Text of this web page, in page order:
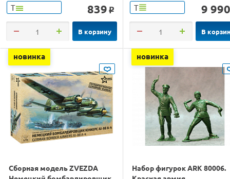
Т 839 o
В корзину
Т 9 990
В
новинка
Сборная модель ZVEZDA
новинка
Набор фигурок ARK 80006.